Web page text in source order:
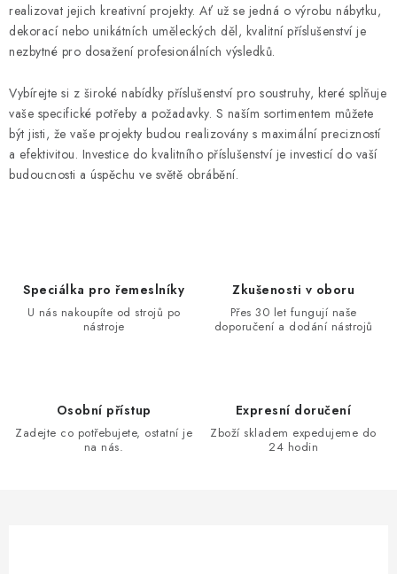
realizovat jejich kreativní projekty. Ať už se jedná o výrobu nábytku,
dekorací nebo unikátních uměleckých děl, kvalitní příslušenství je
nezbytné pro dosažení profesionálních výsledků.
Vybírejte si z široké nabídky příslušenství pro soustruhy, které splňuje
vaše specifické potřeby a požadavky. S naším sortimentem můžete
být jisti, že vaše projekty budou realizovány s maximální precizností
a efektivitou. Investice do kvalitního příslušenství je investicí do vaší
budoucnosti a úspěchu ve světě obrábění.
Speciálka pro řemeslníky
U nás nakoupíte od strojů po
nástroje
Zkušenosti v oboru
Přes 30 let fungují naše
doporučení a dodání nástrojů
Osobní přístup
Zadejte co potřebujete, ostatní je
na nás.
Expresní doručení
Zboží skladem expedujeme do
24 hodin